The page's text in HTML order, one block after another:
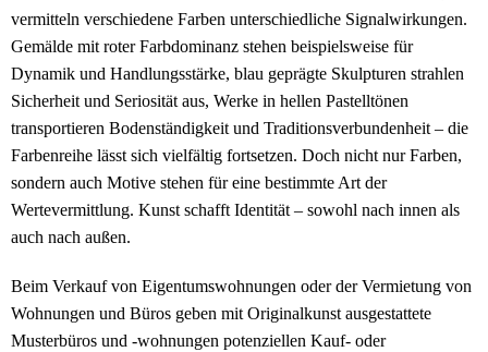
vermitteln verschiedene Farben unterschiedliche Signalwirkungen.
Gemälde mit roter Farbdominanz stehen beispielsweise für
Dynamik und Handlungsstärke, blau geprägte Skulpturen strahlen
Sicherheit und Seriosität aus, Werke in hellen Pastelltönen
transportieren Bodenständigkeit und Traditionsverbundenheit – die
Farbenreihe lässt sich vielfältig fortsetzen. Doch nicht nur Farben,
sondern auch Motive stehen für eine bestimmte Art der
Wertevermittlung. Kunst schafft Identität – sowohl nach innen als
auch nach außen.
Beim Verkauf von Eigentumswohnungen oder der Vermietung von
Wohnungen und Büros geben mit Originalkunst ausgestattete
Musterbüros und -wohnungen potenziellen Kauf- oder